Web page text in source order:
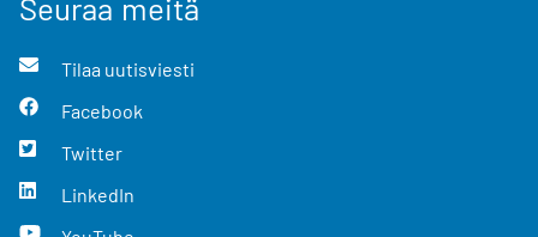
Tilaa uutisviesti
Facebook
Twitter
LinkedIn